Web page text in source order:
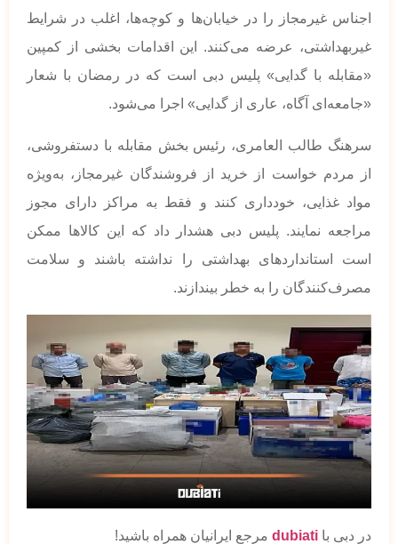
اجناس غیرمجاز را در خیابان‌ها و کوچه‌ها، اغلب در شرایط
غیربهداشتی، عرضه می‌کنند. این اقدامات بخشی از کمپین
«مقابله با گدایی» پلیس دبی است که در رمضان با شعار
«جامعه‌ای آگاه، عاری از گدایی» اجرا می‌شود.
سرهنگ طالب العامری، رئیس بخش مقابله با دستفروشی،
از مردم خواست از خرید از فروشندگان غیرمجاز، به‌ویژه
مواد غذایی، خودداری کنند و فقط به مراکز دارای مجوز
مراجعه نمایند. پلیس دبی هشدار داد که این کالاها ممکن
است استانداردهای بهداشتی را نداشته باشند و سلامت
مصرف‌کنندگان را به خطر بیندازند.
در دبی با dubiati مرجع ایرانیان همراه باشید!